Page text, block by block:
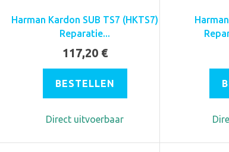
Harman Kardon SUB TS7 (HKTS7)
Reparatie...
117,20 €
BESTELLEN
Direct uitvoerbaar